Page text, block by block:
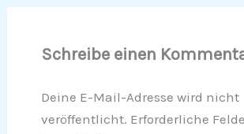
Schreibe einen
Deine E-Mail-Adresse wird nicht
veröffentlicht. Erforderliche